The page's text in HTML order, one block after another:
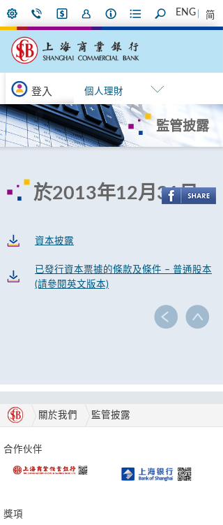
ENG 简
登入 個人理財
監管披露
於2013年12月31日
資本披露
已發行資本票據的條款及條件 – 普通股本
(請參閱英文版本)
關於我們 監管披露
合作伙伴
獎項